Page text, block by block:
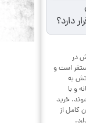
دارد؟
در
است و
به
و با
خرید
کامل از